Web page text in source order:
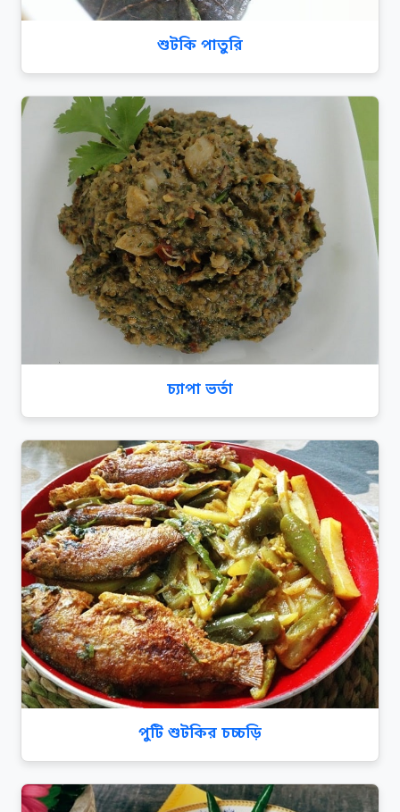
শুটকি পাতুরি
চ্যাপা ভর্তা
পুটি শুটকির চচ্চড়ি